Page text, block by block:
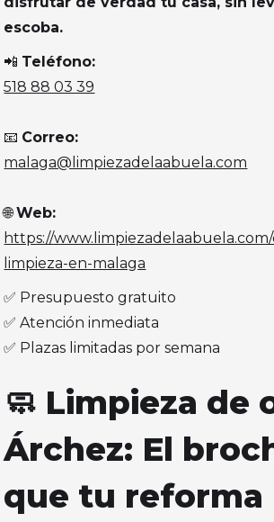
escoba.
📲 Teléfono:
518 88 03 39
📧 Correo:
malaga@limpiezadelaabuela.com
🌐Web:
https://
limpieza-en-malaga
✅ Presupuesto gratuito
✅ Atención inmediata
✅ Plazas limitadas por semana
🧼 Limpieza de
Árchez: El
que tu reforma